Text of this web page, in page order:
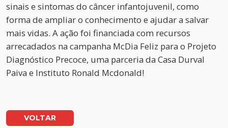
sinais e sintomas do câncer infantojuvenil, como
forma de ampliar o conhecimento e ajudar a salvar
mais vidas. A ação foi financiada com recursos
arrecadados na campanha McDia Feliz para o Projeto
Diagnóstico Precoce, uma parceria da Casa Durval
Paiva e Instituto Ronald Mcdonald!
VOLTAR